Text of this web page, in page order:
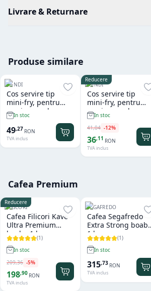
Livrare & Returnare
Produse similare
HENDI
Cos servire tip
mini-fry, pentru
servire snacks ,
cartofi prajiti, inox,
125x100x85 mm,
Hendi
In stoc
49,27 RON
TVA inclus
Reducere
HENDI
Cos servire tip
mini-fry, pentru
servire snacks ,
cartofi prajiti, inox,
100x80x(H)75mm,
Hendi
In stoc
41,04 -12%
36,11 RON
TVA inclus
Cafea Premium
Reducere
FILICORI
Cafea Filicori Kave
Ultra Premium
boabe 1 kg
(1)
In stoc
209,36 -5%
198,90 RON
TVA inclus
SEGAFREDO
Cafea Segafredo
Extra Strong boabe
1 kg
(1)
In stoc
315,73 RON
TVA inclus